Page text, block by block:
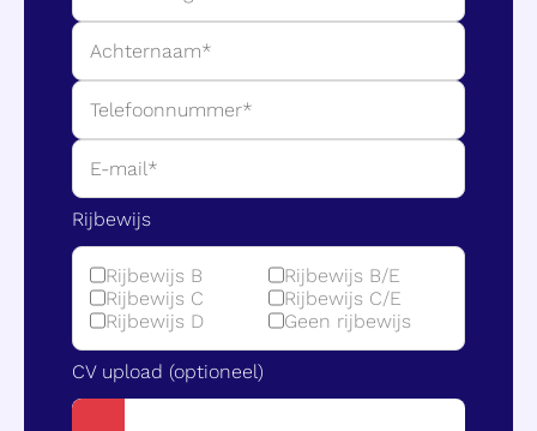
Rijbewijs B
Rijbewijs B/E
Rijbewijs C
Rijbewijs C/E
Rijbewijs D
Geen rijbewijs
Rijbewijs
CV upload (optioneel)